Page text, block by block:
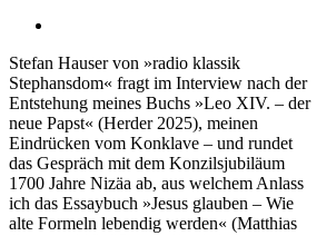
Stefan Hauser von »radio klassik
Stephansdom« fragt im Interview nach der
Entstehung meines Buchs »Leo XIV. – der
neue Papst« (Herder 2025), meinen
Eindrücken vom Konklave – und rundet
das Gespräch mit dem Konzilsjubiläum
1700 Jahre Nizäa ab, aus welchem Anlass
ich das Essaybuch »Jesus glauben – Wie
alte Formeln lebendig werden« (Matthias